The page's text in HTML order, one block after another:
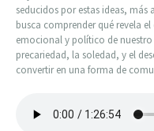
seducidos por estas ideas,
busca comprender qué revela
emocional y político de
precariedad, la soledad, y el
convertir en una forma de